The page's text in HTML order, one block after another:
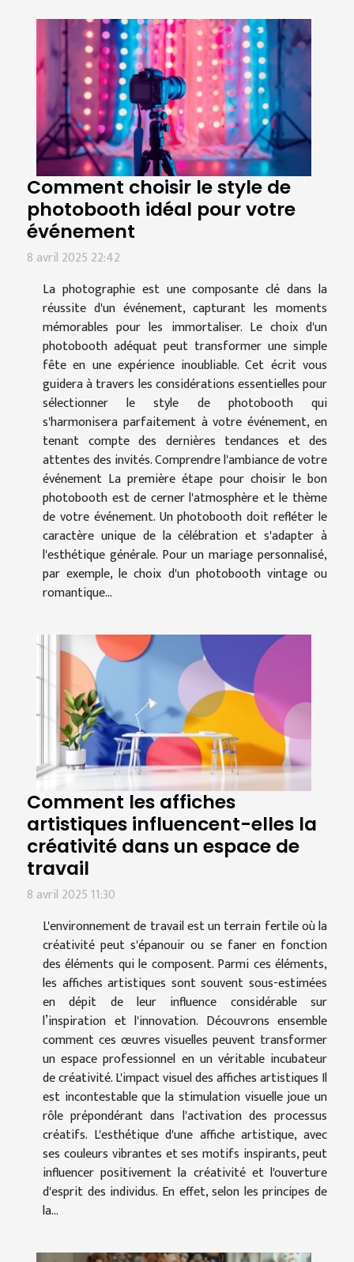
Comment choisir le style de
photobooth idéal pour votre
événement
8 avril 2025 22:42
La photographie est une composante clé dans la
réussite d'un événement, capturant les moments
mémorables pour les immortaliser. Le choix d'un
photobooth adéquat peut transformer une simple
fête en une expérience inoubliable. Cet écrit vous
guidera à travers les considérations essentielles pour
sélectionner le style de photobooth qui
s'harmonisera parfaitement à votre événement, en
tenant compte des dernières tendances et des
attentes des invités. Comprendre l'ambiance de votre
événement La première étape pour choisir le bon
photobooth est de cerner l'atmosphère et le thème
de votre événement. Un photobooth doit refléter le
caractère unique de la célébration et s'adapter à
l'esthétique générale. Pour un mariage personnalisé,
par exemple, le choix d'un photobooth vintage ou
romantique...
Comment les affiches
artistiques influencent-elles la
créativité dans un espace de
travail
8 avril 2025 11:30
L'environnement de travail est un terrain fertile où la
créativité peut s'épanouir ou se faner en fonction
des éléments qui le composent. Parmi ces éléments,
les affiches artistiques sont souvent sous-estimées
en dépit de leur influence considérable sur
l’inspiration et l'innovation. Découvrons ensemble
comment ces œuvres visuelles peuvent transformer
un espace professionnel en un véritable incubateur
de créativité. L'impact visuel des affiches artistiques Il
est incontestable que la stimulation visuelle joue un
rôle prépondérant dans l'activation des processus
créatifs. L'esthétique d'une affiche artistique, avec
ses couleurs vibrantes et ses motifs inspirants, peut
influencer positivement la créativité et l'ouverture
d'esprit des individus. En effet, selon les principes de
la...